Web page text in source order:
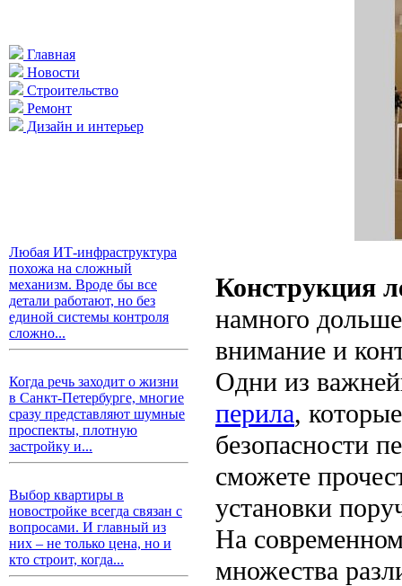
Главная
Новости
Строительство
Ремонт
Дизайн и интерьер
Любая ИТ-инфраструктура
похожа на сложный
механизм. Вроде бы все
детали работают, но без
единой системы контроля
сложно...
Когда речь заходит о жизни
в Санкт-Петербурге, многие
сразу представляют шумные
проспекты, плотную
застройку и...
Выбор квартиры в
новостройке всегда связан с
вопросами. И главный из
них – не только цена, но и
кто строит, когда...
Конструкция
намного
внимание и
Одни из
перила,
безопасности
сможете
установки
На
множества